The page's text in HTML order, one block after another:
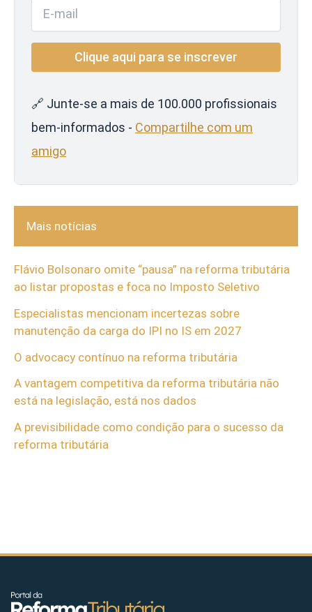
🔗 Junte-se a mais de 100.000 profissionais
bem-informados - Compartilhe com um
amigo
Mais notícias
Flávio Bolsonaro omite “pausa” na reforma tributária
ao listar propostas e foca no Imposto Seletivo
Especialistas mencionam incertezas sobre
manutenção da carga do IPI no IS em 2027
O advocacy contínuo na reforma tributária
A vantagem competitiva da reforma tributária não
está na legislação, está nos dados
A previsibilidade como condição para o sucesso da
reforma tributária